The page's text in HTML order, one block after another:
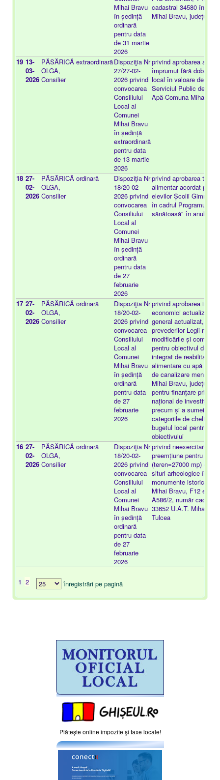
Mihai Bravu
în ședință
ordinară
pentru data
de 31 martie
2026
cadastral 34580 în CF
Mihai Bravu, județul
19 13-
03-
2026
PĂSĂRICĂ
OLGA,
Consilier
extraordinarăDispoziţia Nr
27/27-02-
2026 privind
convocarea
Consiliului
Local al
Comunei
Mihai Bravu
în ședință
extraordinară
pentru data
de 13 martie
2026
privind aprobarea
împrumut fără dobândă
local în valoare de
Serviciul Public de
Apă-Comuna Mihai
18 27-
02-
2026
PĂSĂRICĂ
OLGA,
Consilier
ordinară
Dispoziţia Nr
18/20-02-
2026 privind
convocarea
Consiliului
Local al
Comunei
Mihai Bravu
în ședință
ordinară
pentru data
de 27
februarie
2026
privind aprobarea
alimentar acordat
elevilor Școlii
în cadrul Programului
sănătoasă" în anul 2026
17 27-
02-
2026
PĂSĂRICĂ
OLGA,
Consilier
ordinară
Dispoziţia Nr
18/20-02-
2026 privind
convocarea
Consiliului
Local al
Comunei
Mihai Bravu
în ședință
ordinară
pentru data
de 27
februarie
2026
privind aprobarea
economici actualizați
general actualizat,
prevederilor Legii nr.
modificările și
pentru obiectivul de
integrat de reabilitare
alimentare cu apă și
de canalizare
Mihai Bravu, județul
pentru finanțare prin
național de investiții
precum și a sumei
categoriile de cheltuieli
bugetul local pentru
obiectivului
16 27-
02-
2026
PĂSĂRICĂ
OLGA,
Consilier
ordinară
Dispoziţia Nr
18/20-02-
2026 privind
convocarea
Consiliului
Local al
Comunei
Mihai Bravu
în ședință
ordinară
pentru data
de 27
februarie
2026
privind neexercitarea
preemțiune pentru
(teren=27000 mp) care
situri arheologice
monumente istorice,
Mihai Bravu, F12
A586/2, număr
33652 U.A.T. Mihai
Tulcea
1 2 înregistrări pe pagină
Plăteşte online impozite şi taxe locale!